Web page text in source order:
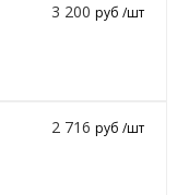
3 200руб /шт
2 716руб /шт